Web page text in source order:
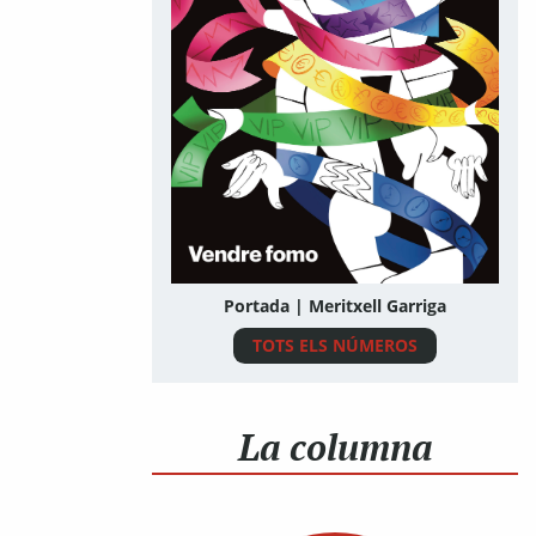
Portada | Meritxell Garriga
TOTS ELS NÚMEROS
La columna